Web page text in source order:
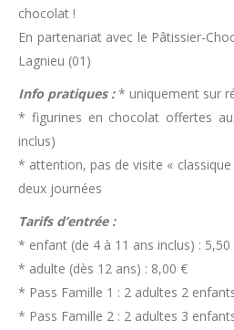
chocolat !
En partenariat avec le Pâtissier-
Lagnieu (01)
Info pratiques :* uniquement sur
* figurines en chocolat offertes
inclus)
* attention, pas de visite «
deux journées
Tarifs d’entrée :
* enfant (de 4 à 11 ans inclus) : 5,50
* adulte (dès 12 ans) : 8,00 €
* Pass Famille 1 : 2 adultes 2
* Pass Famille 2 : 2 adultes 3